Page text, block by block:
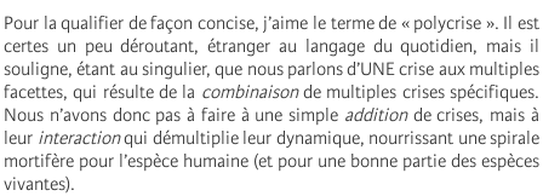
Pour la qualifier de façon concise, j’aime le terme de « polycrise ». Il est
certes un peu déroutant, étranger au langage du quotidien, mais il
souligne, étant au singulier, que nous parlons d’UNE crise aux multiples
facettes, qui résulte de la combinaisonde multiples crises spécifiques.
Nous n’avons donc pas à faire à une simple additionde crises, mais à
leur interactionqui démultiplie leur dynamique, nourrissant une spirale
mortifère pour l’espèce humaine (et pour une bonne partie des espèces
vivantes).